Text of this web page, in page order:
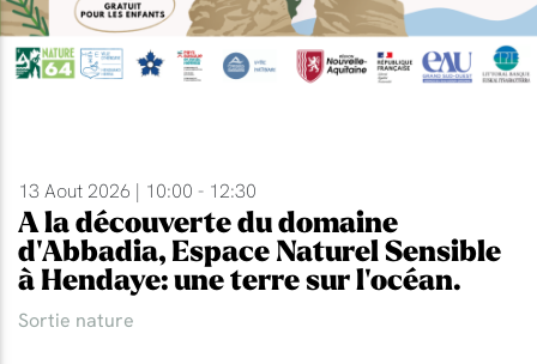
13 Aout 2026 | 10:00 - 12:30
A la découverte du domaine
d'Abbadia, Espace Naturel Sensible
à Hendaye: une terre sur l'océan.
Sortie nature